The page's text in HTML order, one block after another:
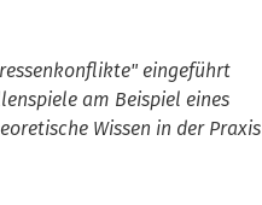
eingeführt
am Beispiel eines
Wissen in der Praxis